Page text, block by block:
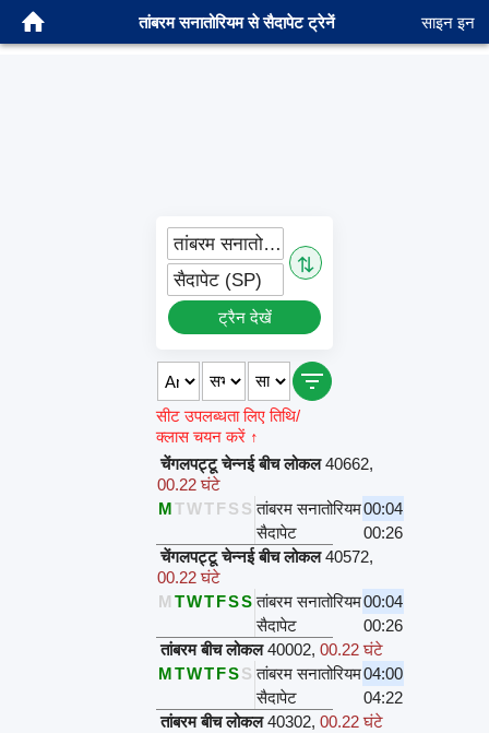
तांबरम सनातोरियम से सैदापेट ट्रेनें साइन इन
तांबरम सनातोरियम (TBMS)
⇅
सैदापेट (SP)
ट्रैन देखें
सीट उपलब्धता लिए तिथि/
क्लास चयन करें ↑
चेंगलपट्टू चेन्नई बीच लोकल 40662,
00.22 घंटे
MTWTFS S तांबरम सनातोरियम00:04
सैदापेट
00:26
चेंगलपट्टू चेन्नई बीच लोकल 40572,
00.22 घंटे
M TWTFSS तांबरम सनातोरियम00:04
सैदापेट
00:26
तांबरम बीच लोकल 40002,00.22 घंटे
MTWTFSS तांबरम सनातोरियम04:00
सैदापेट
04:22
तांबरम बीच लोकल 40302,00.22 घंटे